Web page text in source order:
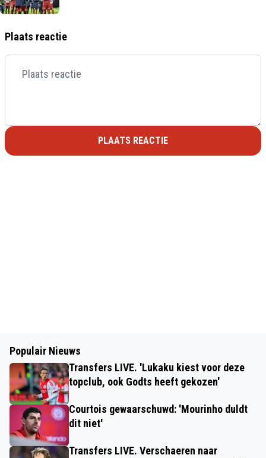
Plaats reactie
PLAATS REACTIE
Populair Nieuws
Transfers LIVE. 'Lukaku kiest voor deze
topclub, ook Godts heeft gekozen'
Courtois gewaarschuwd: 'Mourinho duldt
dit niet'
Transfers LIVE. Verschaeren naar